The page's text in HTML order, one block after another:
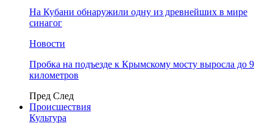
На Кубани обнаружили одну из древнейших в мире
синагог
Новости
Пробка на подъезде к Крымскому мосту выросла до 9
километров
Пред След
Происшествия
Культура